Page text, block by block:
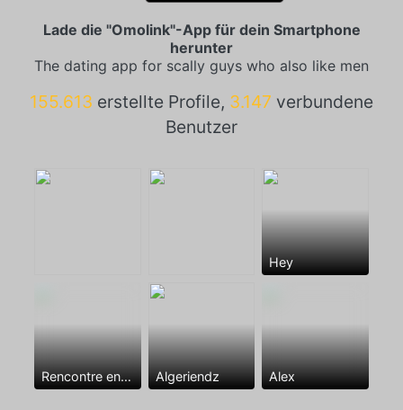
Lade die "Omolink"-App für dein Smartphone
herunter
The dating app for scally guys who also like men
155.613 erstellte Profile, 3.147 verbundene
Benutzer
Hey
Rencontre entre mecs Algeriendz Alex